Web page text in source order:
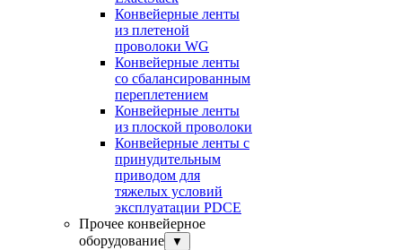
Конвейерные ленты
из плетеной
проволоки WG
Конвейерные ленты
со сбалансированным
переплетением
Конвейерные ленты
из плоской проволоки
Конвейерные ленты с
принудительным
приводом для
тяжелых условий
эксплуатации PDCE
Прочее конвейерное
оборудование
▼